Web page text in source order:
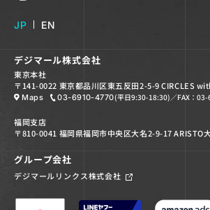
JP EN
デジマール株式会社
東京本社
〒141-0022 東京都品川区東五反田2-5-9 CIRCLES
Maps 03-6910-4770(平日9:30-18:30) ／FAX：
福岡支店
〒810-0041 福岡県福岡市中央区大名2-9-17 ARISTO
グループ会社
デジマールリンクス株式会社